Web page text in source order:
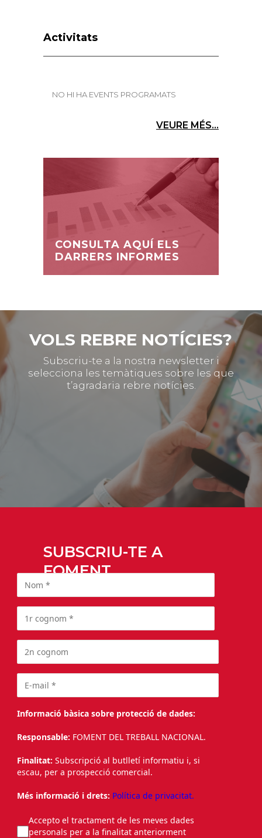
Activitats
NO HI HA EVENTS PROGRAMATS
VEURE MÉS...
CONSULTA AQUÍ ELS
DARRERS INFORMES
VOLS REBRE NOTÍCIES?
Subscriu-te a la nostra newsletter i
selecciona les temàtiques sobre les que
t’agradaria rebre notícies.
SUBSCRIU-TE A
FOMENT
Informació bàsica sobre protecció de dades:
Responsable: FOMENT DEL TREBALL NACIONAL.
Finalitat: Subscripció al butlletí informatiu i, si
escau, per a prospecció comercial.
Més informació i drets: Política de privacitat.
Accepto el tractament de les meves dades
personals per a la finalitat anteriorment